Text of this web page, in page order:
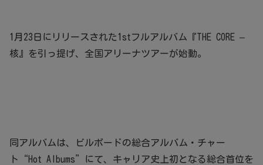
1月23日にリリースされた1stフルアルバム『THE CORE –
核』を引っ提げ、全国アリーナツアーが始動。
同アルバムは、ビルボードの総合アルバム・チャー
ト“Hot Albums”にて、キャリア史上初となる総合首位を